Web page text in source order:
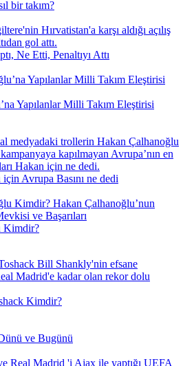
bir takım?
Ne Etti, Penaltıyı Attı
Yapılanlar Milli Takım Eleştirisi
Avrupa Basını ne dedi
Kimdir?
Kimdir?
ve Bugünü